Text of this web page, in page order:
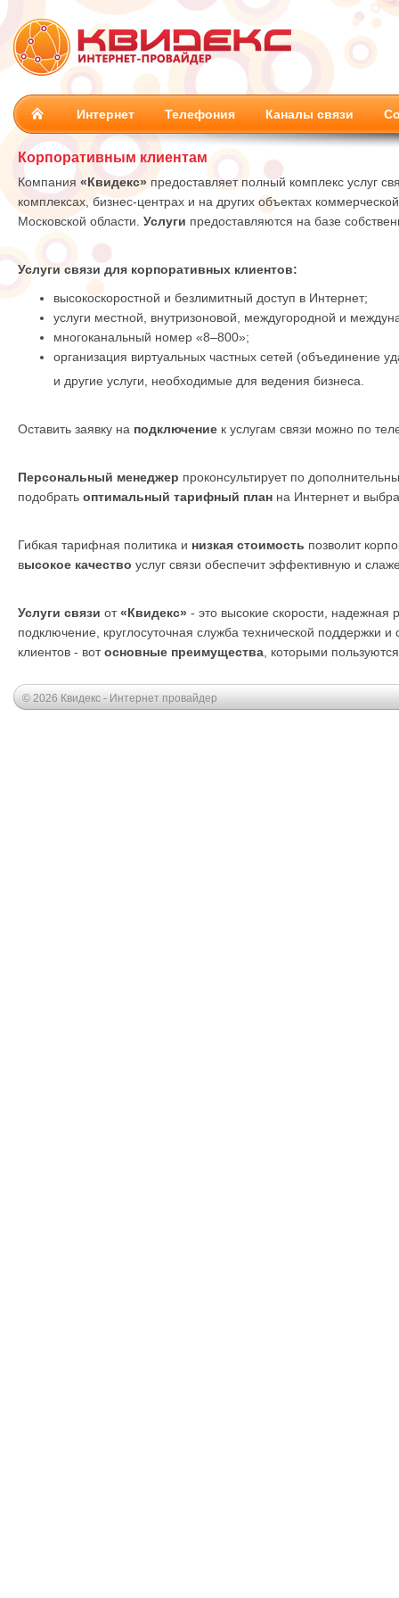
Интернет Телефония Каналы связи
Корпоративным клиентам
Компания «Квидекс» предоставляет полный комплекс услуг
комплексах, бизнес-центрах и на других объектах
Московской области. Услуги предоставляются на базе
Услуги связи для корпоративных клиентов:
высокоскоростной и безлимитный доступ в Интернет;
услуги местной, внутризоновой, междугородной и
многоканальный номер «8–800»;
организация виртуальных частных сетей (объединение
и другие услуги, необходимые для ведения бизнеса.
Оставить заявку на подключение к услугам связи можно по
Персональный менеджер проконсультирует по
подобрать оптимальный тарифный план на Интернет и
Гибкая тарифная политика и низкая стоимость позволит
высокое качество услуг связи обеспечит эффективную и
Услуги связи от «Квидекс» - это высокие скорости,
подключение, круглосуточная служба технической поддержки
клиентов - вотосновные преимущества , которыми
© 2026 Квидекс - Интернет провайдер